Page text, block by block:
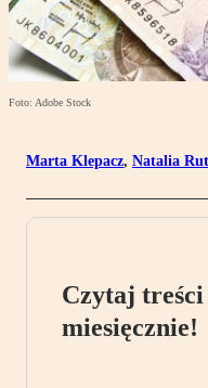
Foto: Adobe Stock
Marta Klepacz, Natalia
Czytaj treści
miesięcznie!